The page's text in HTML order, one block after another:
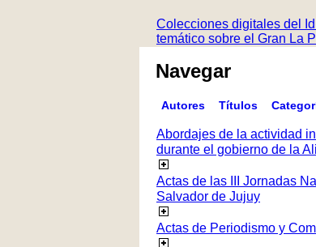
Colecciones digitales del
temático sobre el Gran La
Navegar
Autores Títulos
Abordajes de la actividad
durante el gobierno de la
Actas de las III Jornadas
Salvador de Jujuy
Actas de Periodismo y